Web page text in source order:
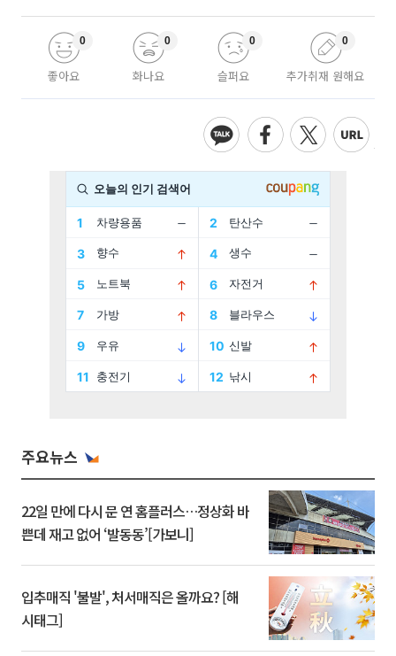
좋아요
0
화나요
0
슬퍼요
0
추가취재 원해요
0
주요뉴스
22일 만에 다시 문 연 홈플러스…정상화 바
쁜데 재고 없어 ‘발동동’[가보니]
입추매직 '불발', 처서매직은 올까요? [해
시태그]